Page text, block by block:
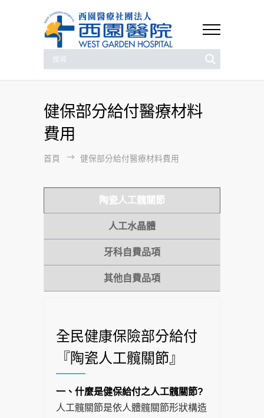
健保部分給付醫療材料
費用
首頁 健保部分給付醫療材料費用
陶瓷人工髖關節
人工水晶體
牙科自費品項
其他自費品項
全民健康保險部分給付
『陶瓷人工髖關節』
一、什麼是健保給付之人工髖關節?
人工髖關節是依人體髖關節形狀構造